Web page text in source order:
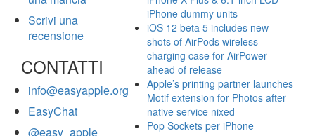
Scrivi una
recensione
CONTATTI
info@easyapple.org
EasyChat
@easy_apple
iPhone dummy units
iOS 12 beta 5 includes new
shots of AirPods wireless
charging case for AirPower
ahead of release
Apple’s printing partner launches
Motif extension for Photos after
native service nixed
Pop Sockets per iPhone